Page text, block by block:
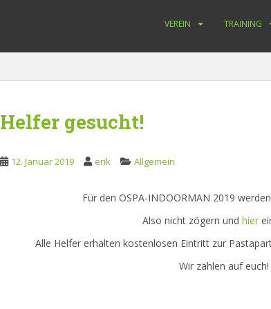
VEREIN TRAINING
Helfer gesucht!
12. Januar 2019 erik Allgemein
Für den OSPA-INDOORMAN 2019
Also nicht zögern und hier
Alle Helfer erhalten kostenlosen Eintritt zur
Wir zählen auf euch!